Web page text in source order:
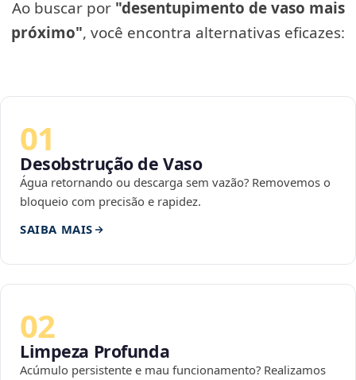
Ao buscar por "desentupimento de vaso mais
próximo", você encontra alternativas eficazes:
01
Desobstrução de Vaso
Água retornando ou descarga sem vazão? Removemos o
bloqueio com precisão e rapidez.
SAIBA MAIS
02
Limpeza Profunda
Acúmulo persistente e mau funcionamento? Realizamos